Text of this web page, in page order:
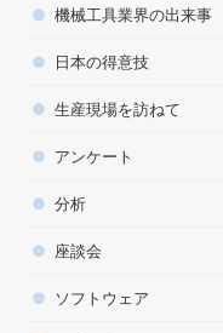
機械工具業界の出来事
日本の得意技
生産現場を訪ねて
アンケート
分析
座談会
ソフトウェア